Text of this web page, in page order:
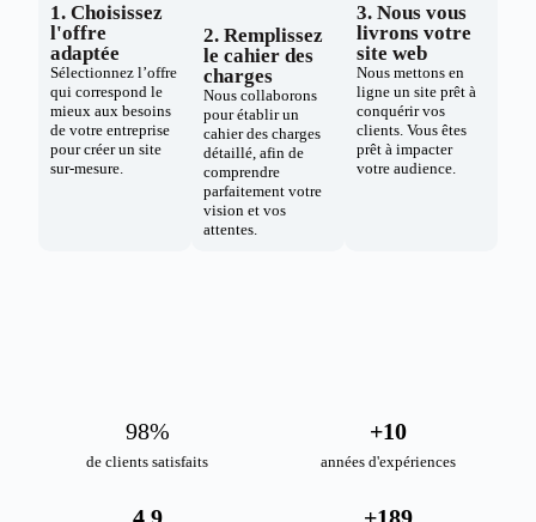
1. Choisissez
l'offre
adaptée
Sélectionnez l’offre
qui correspond le
mieux aux besoins
de votre entreprise
pour créer un site
sur-mesure.
2. Remplissez
le cahier des
charges
Nous collaborons
pour établir un
cahier des charges
détaillé, afin de
comprendre
parfaitement votre
vision et vos
attentes.
3. Nous vous
livrons votre
site web
Nous mettons en
ligne un site prêt à
conquérir vos
clients. Vous êtes
prêt à impacter
votre audience.
de clients satisfaits
98%
années d'expériences
+10